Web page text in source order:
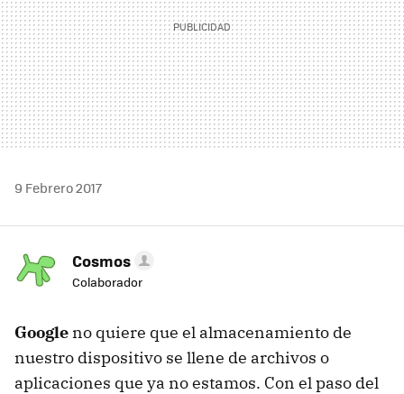
9 Febrero 2017
Cosmos
Colaborador
Google no quiere que el almacenamiento de
nuestro dispositivo se llene de archivos o
aplicaciones que ya no estamos. Con el paso del